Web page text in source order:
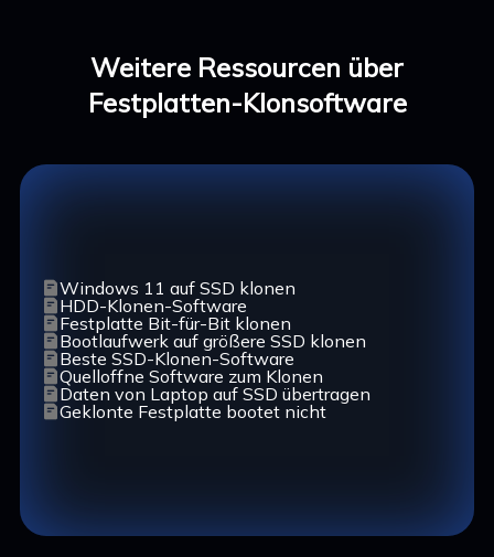
Weitere Ressourcen über
Festplatten-Klonsoftware
Windows 11 auf SSD klonen
HDD-Klonen-Software
Festplatte Bit-für-Bit klonen
Bootlaufwerk auf größere SSD klonen
Beste SSD-Klonen-Software
Quelloffne Software zum Klonen
Daten von Laptop auf SSD übertragen
Geklonte Festplatte bootet nicht